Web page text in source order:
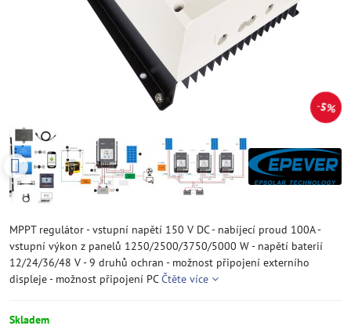
5%
MPPT regulátor - vstupní napětí 150 V DC - nabíjecí proud 100A -
vstupní výkon z panelů 1250/2500/3750/5000 W - napětí baterií
12/24/36/48 V - 9 druhů ochran - možnost připojení externího
displeje - možnost připojení PCČtěte více
Skladem